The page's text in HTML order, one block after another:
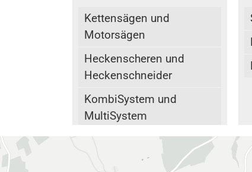
Kettensägen und
Motorsägen
Heckenscheren und
Heckenschneider
KombiSystem und
MultiSystem
Äxte, Beile, Hämmer,
Forstwerkzeuge